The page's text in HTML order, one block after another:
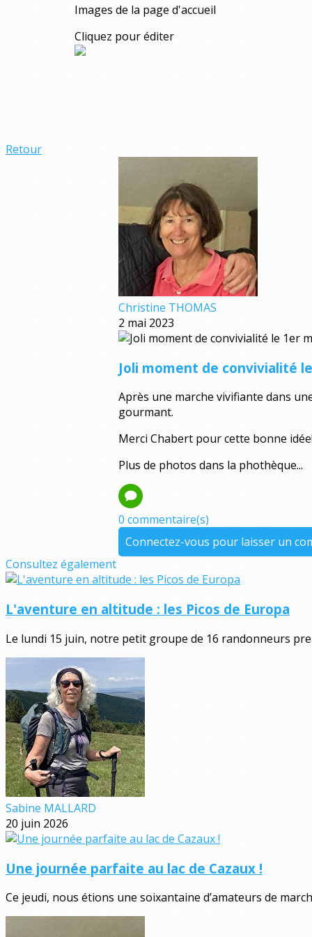
Images de la page d'accueil
Cliquez pour éditer
Retour
Christine THOMAS
2 mai 2023
Joli moment de convivialité
Après une marche vivifiante dans
gourmant.
Merci Chabert pour cette bonne
Plus de photos dans la phothèque...
0 commentaire(s)
Connectez-vous pour laisser un
Consultez également
L'aventure en altitude : les Picos de Europa
Le lundi 15 juin, notre petit groupe de 16 randonneurs
Sabine MALLARD
20 juin 2026
Une journée parfaite au lac de Cazaux !
Ce jeudi, nous étions une soixantaine d’amateurs de